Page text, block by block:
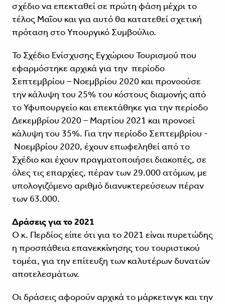
σχέδιο να επεκταθεί σε πρώτη φάση μέχρι το
τέλος Μαΐου και για αυτό θα κατατεθεί σχετική
πρόταση στο Υπουργικό Συμβούλιο.
Το Σχέδιο Ενίσχυσης Εγχώριου Τουρισμού που
εφαρμόστηκε αρχικά για την περίοδο
Σεπτεμβρίου – Νοεμβρίου 2020 και προνοούσε
την κάλυψη του 25% του κόστους διαμονής από
το Υφυπουργείο και επεκτάθηκε για την περίοδο
Δεκεμβρίου 2020 – Μαρτίου 2021 και προνοεί
κάλυψη του 35%. Για την περίοδο Σεπτεμβρίου -
Νοεμβρίου 2020, έχουν επωφεληθεί από το
Σχέδιο και έχουν πραγματοποιήσει διακοπές, σε
όλες τις επαρχίες, πέραν των 29.000 ατόμων, με
υπολογιζόμενο αριθμό διανυκτερεύσεων πέραν
των 63.000.
Δράσεις για το 2021
Ο κ. Περδίος είπε ότι για το 2021 είναι πυρετώδης
η προσπάθεια επανεκκίνησης του τουριστικού
τομέα, για την επίτευξη των καλυτέρων δυνατών
αποτελεσμάτων.
Οι δράσεις αφορούν αρχικά το μάρκετινγκ και την